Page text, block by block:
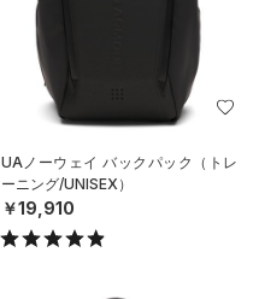
UAノーウェイ バックパック（トレ
ーニング/UNISEX）
￥19,910